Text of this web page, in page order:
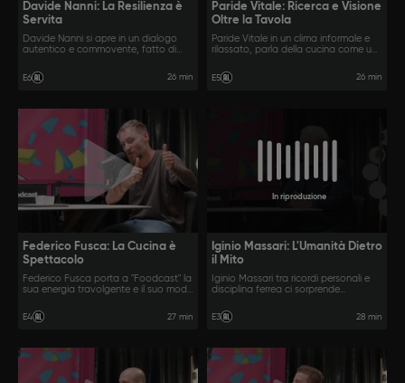
Davide Nanni: La Resilienza è
Servita
Davide Nanni si apre in un dialogo
autentico e commovente, fatto di
momenti di profonda
consapevolezza.
E6 26 min
Paride Vitale: Ricerca e Visione
Oltre la Tavola
Paride Vitale in un clima informale e
rilassato, parla della cucina come un
personale, dove tecnica e creatività
si incontrano in un equilibrio dinamico.
E5 26 min
Federico Fusca: La Cucina è
Spettacolo
Federico Fusca porta a "Foodcast" la
sua energia travolgente e il suo modo
E4 27 min
In riproduzione
Iginio Massari: L'Umanità Dietro
il Mito
Iginio Massari tra ricordi personali e
disciplina ferrea ci sorprende
umano del maestro.
E3 28 min